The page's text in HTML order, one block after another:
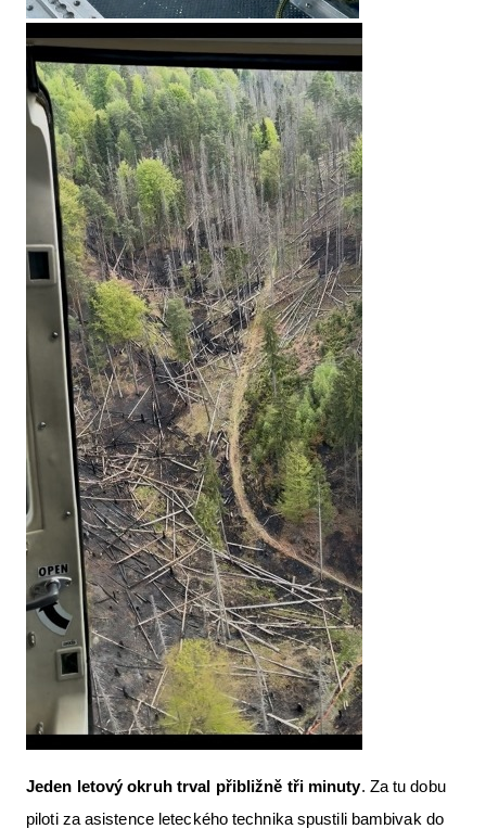
Jeden letový okruh trval přibližně tři minuty. Za tu dobu
piloti za asistence leteckého technika spustili bambivak do